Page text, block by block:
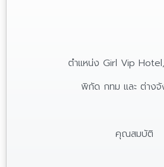
ตำแหน่ง Girl Vip
พิกัด กทม และ ต่าง
คุณสมบัติ